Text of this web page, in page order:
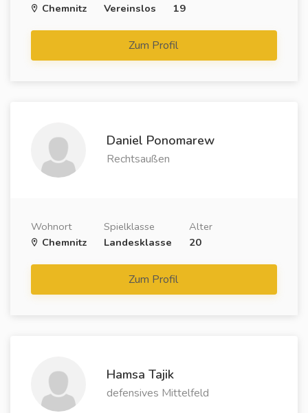
Chemnitz
Vereinslos
19
Zum Profil
Daniel Ponomarew
Rechtsaußen
Wohnort
Chemnitz
Spielklasse
Landesklasse
Alter
20
Zum Profil
Hamsa Tajik
defensives Mittelfeld